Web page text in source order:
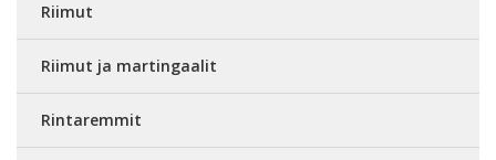
Riimut
Riimut ja martingaalit
Rintaremmit